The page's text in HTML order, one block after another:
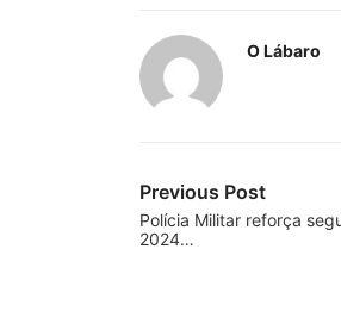
O Lábaro
Previous Post
Polícia Militar reforça
2024…